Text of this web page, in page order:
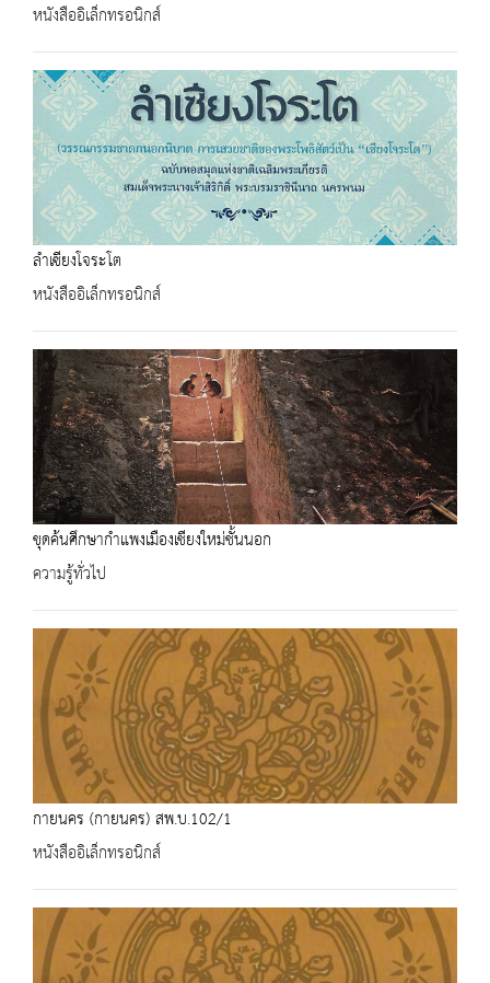
หนังสืออิเล็กทรอนิกส์
ลำเซียงโจระโต
หนังสืออิเล็กทรอนิกส์
ขุดค้นศึกษากำแพงเมืองเชียงใหม่ชั้นนอก
ความรู้ทั่วไป
กายนคร (กายนคร) สพ.บ.102/1
หนังสืออิเล็กทรอนิกส์